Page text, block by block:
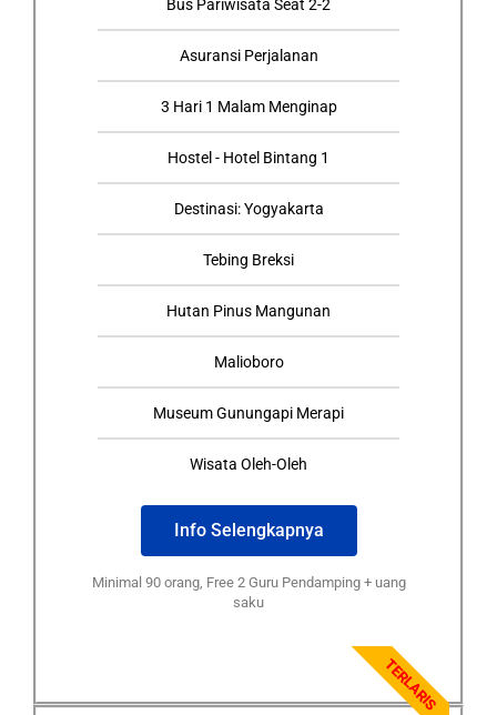
Bus Pariwisata Seat 2-2
Asuransi Perjalanan
3 Hari 1 Malam Menginap
Hostel - Hotel Bintang 1
Destinasi: Yogyakarta
Tebing Breksi
Hutan Pinus Mangunan
Malioboro
Museum Gunungapi Merapi
Wisata Oleh-Oleh
Info Selengkapnya
Minimal 90 orang, Free 2 Guru Pendamping + uang
saku
TERLARIS